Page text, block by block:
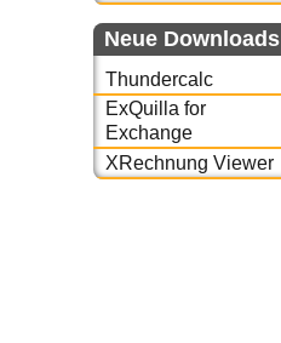
Neue Downloads
Thundercalc
ExQuilla for
Exchange
XRechnung Viewer